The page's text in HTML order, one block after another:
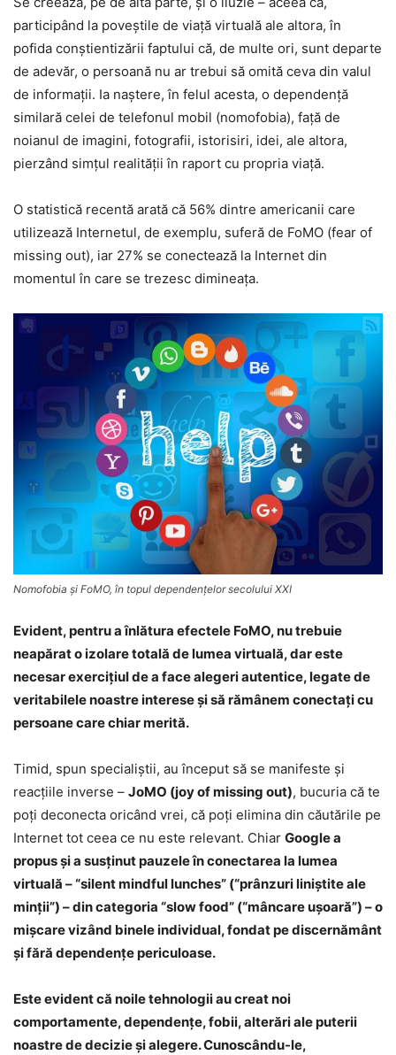
participând la poveştile de viaţă virtuală ale altora, în
pofida conştientizării faptului că, de multe ori, sunt departe
de adevăr, o persoană nu ar trebui să omită ceva din valul
de informaţii. Ia naştere, în felul acesta, o dependenţă
similară celei de telefonul mobil (nomofobia), faţă de
noianul de imagini, fotografii, istorisiri, idei, ale altora,
pierzând simţul realităţii în raport cu propria viaţă.
O statistică recentă arată că 56% dintre americanii care
utilizează Internetul, de exemplu, suferă de FoMO (fear of
missing out), iar 27% se conectează la Internet din
momentul în care se trezesc dimineaţa.
Nomofobia şi FoMO, în topul dependenţelor secolului XXI
Evident, pentru a înlătura efectele FoMO, nu trebuie
neapărat o izolare totală de lumea virtuală, dar este
necesar exerciţiul de a face alegeri autentice, legate de
veritabilele noastre interese şi să rămânem conectaţi cu
persoane care chiar merită.
Timid, spun specialiştii, au început să se manifeste şi
reacţiile inverse – JoMO (joy of missing out), bucuria că te
poţi deconecta oricând vrei, că poţi elimina din căutările pe
Internet tot ceea ce nu este relevant. Chiar Google a
propus şi a susţinut pauzele în conectarea la lumea
virtuală – “silent mindful lunches” (“prânzuri liniştite ale
minţii”) – din categoria “slow food” (“mâncare uşoară”) – o
mişcare vizând binele individual, fondat pe discernământ
şi fără dependenţe periculoase.
Este evident că noile tehnologii au creat noi
comportamente, dependenţe, fobii, alterări ale puterii
noastre de decizie şi alegere. Cunoscându-le,